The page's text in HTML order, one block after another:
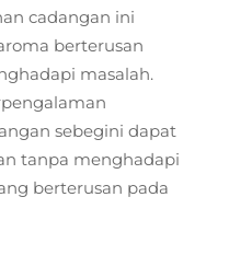
cadangan ini
berterusan
masalah.
sebegini dapat
tanpa menghadapi
berterusan pada